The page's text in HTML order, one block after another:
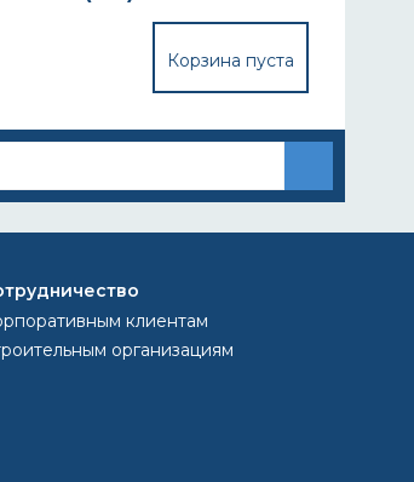
Корзина пуста
одежда, особенно изделия линейки
они изготавливаются.
клиентам
организациям